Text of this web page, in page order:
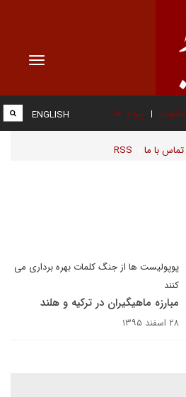
Toggle
عضویت پیوند ها
تماس با ما RSS
ENGLISH
پوپولیست ها از جنگ کلمات بهره برداری می
کنند
مبارزه ماهیگیران در ترکیه و هلند
۲۸ اسفند ۱۳۹۵